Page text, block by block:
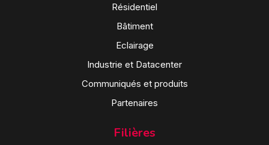
Résidentiel
Bâtiment
Eclairage
Industrie et Datacenter
Communiqués et produits
Partenaires
Filières